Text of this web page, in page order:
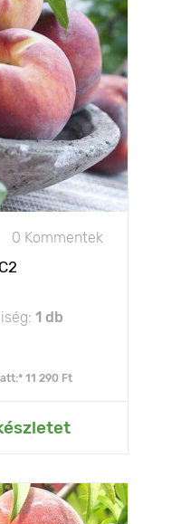
0 Kommentek
1 db
11 290 Ft